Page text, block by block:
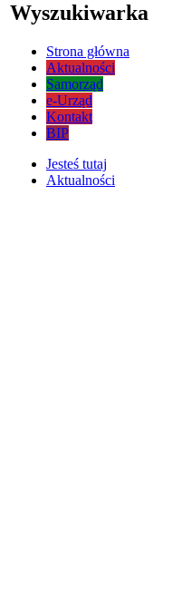
Wyszukiwarka
Strona główna
Aktualności
Samorząd
e-Urząd
Kontakt
BIP
Jesteś tutaj
Aktualności